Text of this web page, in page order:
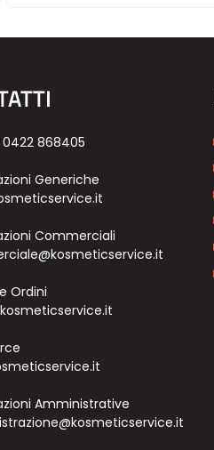
0422 868405
Generiche
Commerciali
Ordini
Amministrative